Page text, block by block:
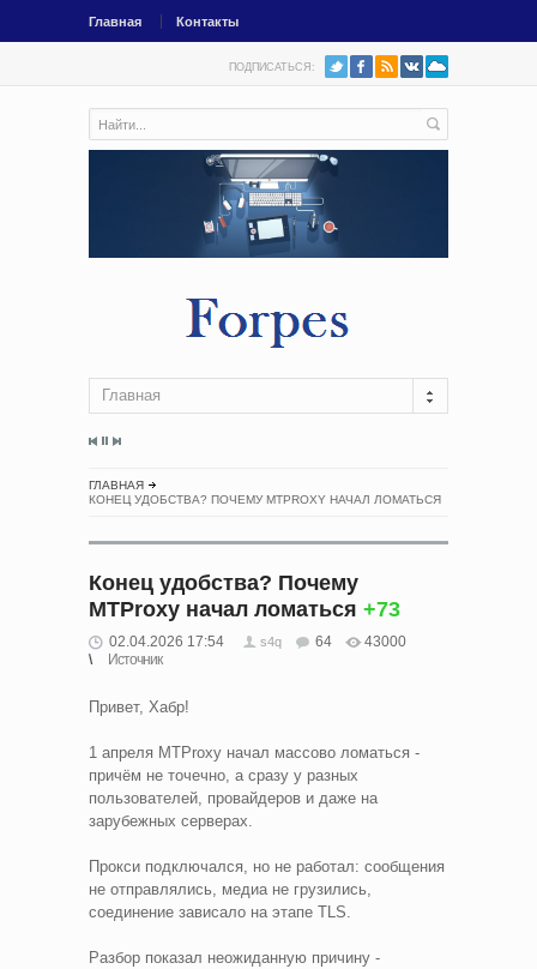
Главная Контакты
ПОДПИСАТЬСЯ:
Главная
ГЛАВНАЯ
КОНЕЦ УДОБСТВА? ПОЧЕМУ MTPROXY НАЧАЛ ЛОМАТЬСЯ
Конец удобства? Почему
MTProxy начал ломаться +73
02.04.2026 17:54 s4q 64
43000
Источник
Привет, Хабр!
1 апреля MTProxy начал массово ломаться -
причём не точечно, а сразу у разных
пользователей, провайдеров и даже на
зарубежных серверах.
Прокси подключался, но не работал: сообщения
не отправлялись, медиа не грузились,
соединение зависало на этапе TLS.
Разбор показал неожиданную причину -